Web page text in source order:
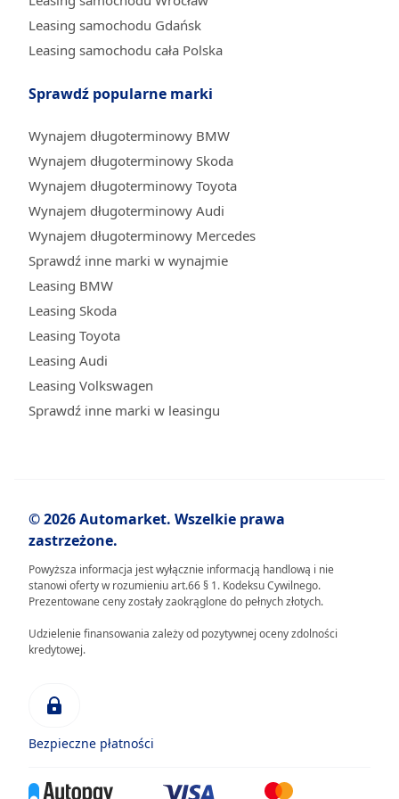
Leasing samochodu Gdańsk
Leasing samochodu cała Polska
Sprawdź popularne marki
Wynajem długoterminowy BMW
Wynajem długoterminowy Skoda
Wynajem długoterminowy Toyota
Wynajem długoterminowy Audi
Wynajem długoterminowy Mercedes
Sprawdź inne marki w wynajmie
Leasing BMW
Leasing Skoda
Leasing Toyota
Leasing Audi
Leasing Volkswagen
Sprawdź inne marki w leasingu
© 2026 Automarket. Wszelkie prawa
zastrzeżone.
Powyższa informacja jest wyłącznie informacją handlową i nie
stanowi oferty w rozumieniu art.66 § 1. Kodeksu Cywilnego.
Prezentowane ceny zostały zaokrąglone do pełnych złotych.
Udzielenie finansowania zależy od pozytywnej oceny zdolności
kredytowej.
Bezpieczne płatności